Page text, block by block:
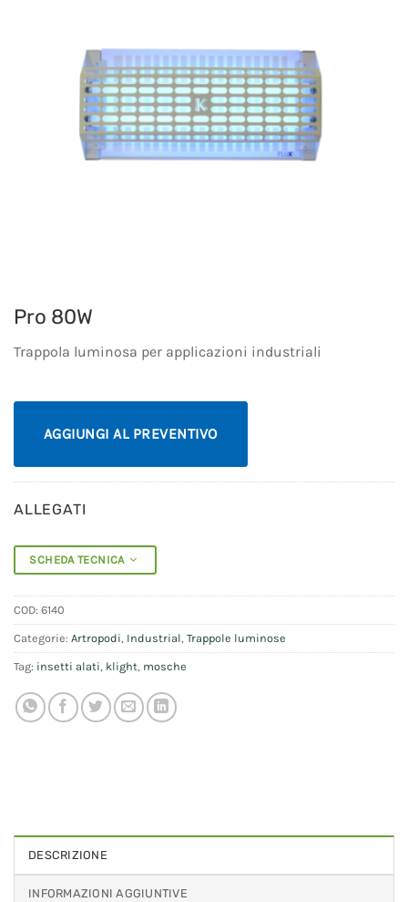
Pro 80W
Trappola luminosa per applicazioni industriali
AGGIUNGI AL PREVENTIVO
ALLEGATI
SCHEDA TECNICA
COD: 6140
Categorie: Artropodi Industrial Trappole luminose
Tag: insetti alati klight mosche
DESCRIZIONE
INFORMAZIONI AGGIUNTIVE